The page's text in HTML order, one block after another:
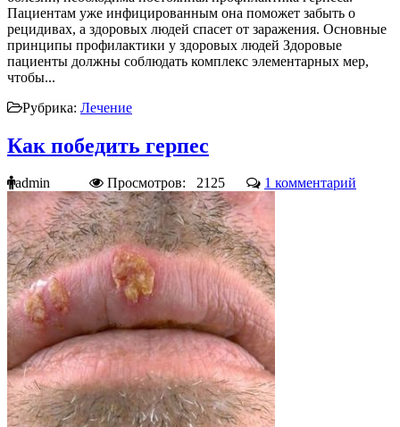
Пациентам уже инфицированным она поможет забыть о
рецидивах, а здоровых людей спасет от заражения. Основные
принципы профилактики у здоровых людей Здоровые
пациенты должны соблюдать комплекс элементарных мер,
чтобы...
Рубрика: Лечение
Как победить герпес
admin Просмотров: 2125 1 комментарий